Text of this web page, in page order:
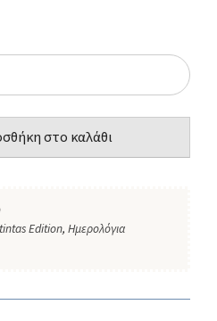
στο καλάθι
Edition, Ημερολόγια